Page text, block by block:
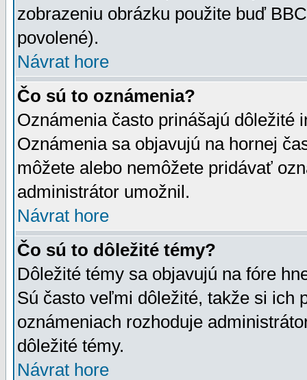
zobrazeniu obrázku použite buď
povolené).
Návrat hore
Čo sú to oznámenia?
Oznámenia často prinášajú dôležité
Oznámenia sa objavujú na hornej
môžete alebo nemôžete pridávať
administrátor umožnil.
Návrat hore
Čo sú to dôležité témy?
Dôležité témy sa objavujú na fóre
Sú často veľmi dôležité, takže si ich
oznámeniach rozhoduje
dôležité témy.
Návrat hore